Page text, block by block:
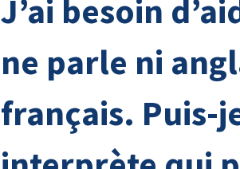
J’ai besoin
ne parle ni
français. Puis-